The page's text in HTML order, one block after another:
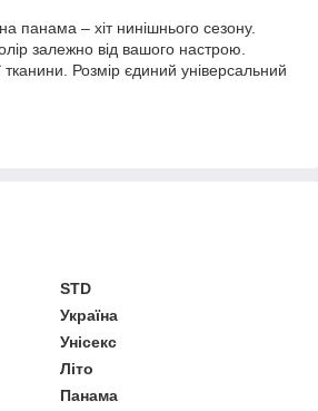
панама – хіт нинішнього сезону.
залежно від вашого настрою.
тканини. Розмір єдиний універсальний
STD
Україна
Унісекс
Літо
Панама